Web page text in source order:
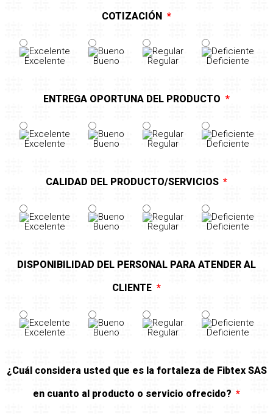
COTIZACIÓN
Excelente Bueno Regular Deficiente
ENTREGA OPORTUNA DEL PRODUCTO
Excelente Bueno Regular Deficiente
CALIDAD DEL PRODUCTO/SERVICIOS
Excelente Bueno Regular Deficiente
DISPONIBILIDAD DEL PERSONAL PARA ATENDER AL
CLIENTE
Excelente Bueno Regular Deficiente
¿Cuál considera usted que es la fortaleza de Fibtex SAS
en cuanto al producto o servicio ofrecido?